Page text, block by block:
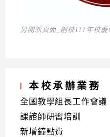
另開新頁面_創校111年校慶
本校承辦業務
全國教學組長工作會議
課諮師研習培訓
新增鐘點費